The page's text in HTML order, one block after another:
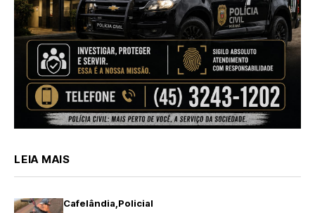
LEIA MAIS
Cafelândia Policial